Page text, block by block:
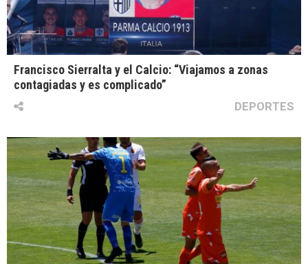
Francisco Sierralta y el Calcio: “Viajamos a zonas
contagiadas y es complicado”
DEPORTES